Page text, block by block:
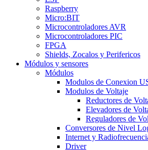
Raspberry
Micro:BIT
Microcontroladores AVR
Microcontroladores PIC
FPGA
Shields, Zocalos y Perifericos
Módulos y sensores
Módulos
Modulos de Conexion
Modulos de Voltaje
Reductores de
Elevadores de
Reguladores de
Conversores de Nivel
Internet y
Driver